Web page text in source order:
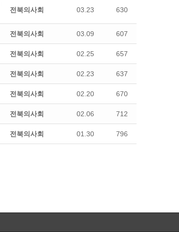
전북의사회 03.23 630
전북의사회 03.09 607
전북의사회 02.25 657
전북의사회 02.23 637
전북의사회 02.20 670
전북의사회 02.06 712
전북의사회 01.30 796